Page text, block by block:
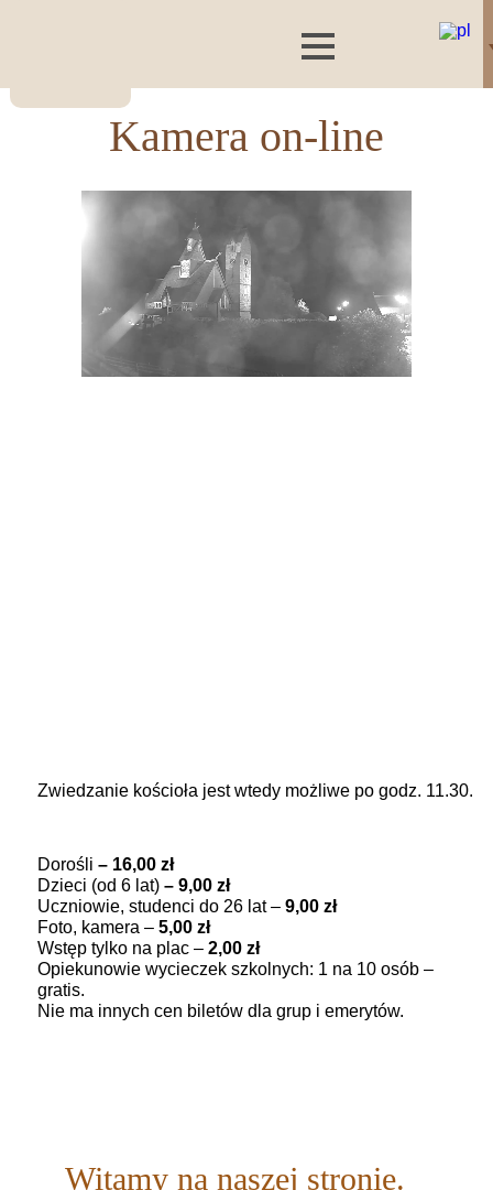
Kamera on-line
Zwiedzanie kościoła jest wtedy możliwe po godz. 11.30.
Dorośli – 16,00 zł
Dzieci (od 6 lat)– 9,00 zł
Uczniowie, studenci do 26 lat –9,00 zł
Foto, kamera – 5,00 zł
Wstęp tylko na plac – 2,00 zł
Opiekunowie wycieczek szkolnych: 1 na 10 osób –
gratis.
Nie ma innych cen biletów dla grup i emerytów.
Witamy na naszej stronie.